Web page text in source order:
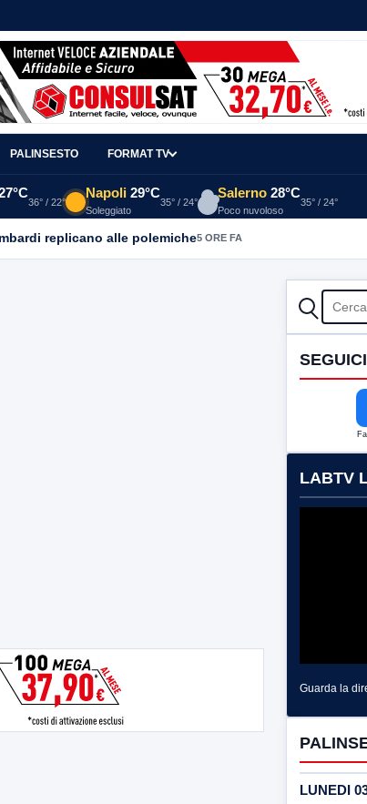
PALINSESTO FORMAT TV
36° / 22°
Napoli 29°C
Soleggiato
35° / 24°
Salerno 28°C
Poco nuvoloso
35° / 24°
replicano alle polemiche5 ORE FA
CERCA
LABTV
Guarda la
LUNEDI